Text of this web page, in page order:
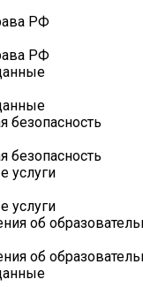
РФ
РФ
безопасность
безопасность
услуги
услуги
об
об